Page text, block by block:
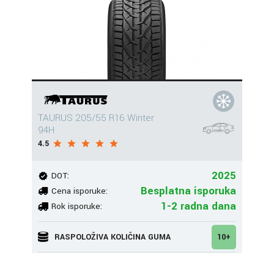
TAURUS 205/55 R16 Winter
94H
4.5
DOT: 2025
Cena isporuke: Besplatna isporuka
Rok isporuke: 1-2 radna dana
RASPOLOŽIVA KOLIČINA GUMA 10+